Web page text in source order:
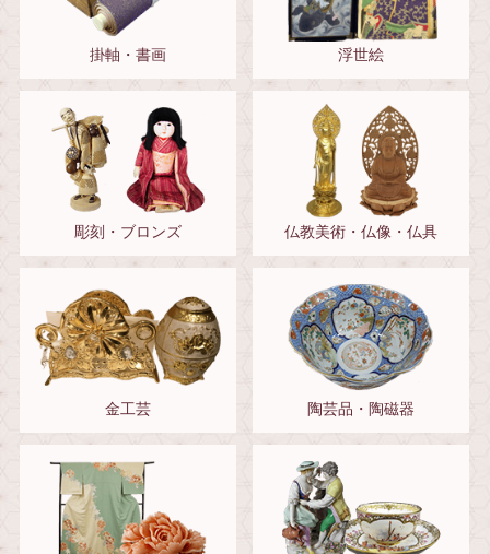
掛軸・書画 浮世絵
彫刻・ブロンズ 仏教美術・仏像・仏具
金工芸 陶芸品・陶磁器